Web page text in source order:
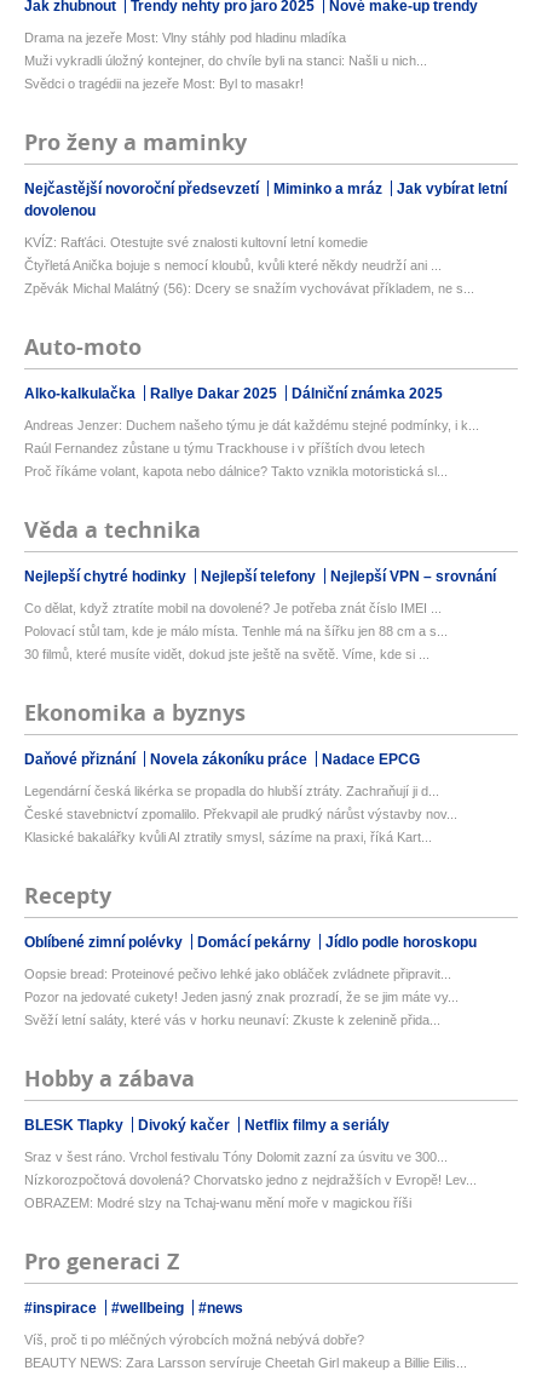
Jak zhubnout Trendy nehty pro jaro 2025 Nové make-up trendy
Drama na jezeře Most: Vlny stáhly pod hladinu mladíka
Muži vykradli úložný kontejner, do chvíle byli na stanci: Našli u nich...
Svědci o tragédii na jezeře Most: Byl to masakr!
Pro ženy a maminky
Nejčastější novoroční předsevzetí Miminko a mráz
Jak vybírat letní
dovolenou
KVÍZ: Rafťáci. Otestujte své znalosti kultovní letní komedie
Čtyřletá Anička bojuje s nemocí kloubů, kvůli které někdy neudrží ani ...
Zpěvák Michal Malátný (56): Dcery se snažím vychovávat příkladem, ne s...
Auto-moto
Alko-kalkulačka Rallye Dakar 2025 Dálniční známka 2025
Andreas Jenzer: Duchem našeho týmu je dát každému stejné podmínky, i k...
Raúl Fernandez zůstane u týmu Trackhouse i v příštích dvou letech
Proč říkáme volant, kapota nebo dálnice? Takto vznikla motoristická sl...
Věda a technika
Nejlepší chytré hodinky Nejlepší telefony Nejlepší VPN – srovnání
Co dělat, když ztratíte mobil na dovolené? Je potřeba znát číslo IMEI ...
Polovací stůl tam, kde je málo místa. Tenhle má na šířku jen 88 cm a s...
30 filmů, které musíte vidět, dokud jste ještě na světě. Víme, kde si ...
Ekonomika a byznys
Daňové přiznání Novela zákoníku práce Nadace EPCG
Legendární česká likérka se propadla do hlubší ztráty. Zachraňují ji d...
České stavebnictví zpomalilo. Překvapil ale prudký nárůst výstavby nov...
Klasické bakalářky kvůli AI ztratily smysl, sázíme na praxi, říká Kart...
Recepty
Oblíbené zimní polévky Domácí pekárny Jídlo podle horoskopu
Oopsie bread: Proteinové pečivo lehké jako obláček zvládnete připravit...
Pozor na jedovaté cukety! Jeden jasný znak prozradí, že se jim máte vy...
Svěží letní saláty, které vás v horku neunaví: Zkuste k zelenině přida...
Hobby a zábava
BLESK Tlapky Divoký kačer Netflix filmy a seriály
Sraz v šest ráno. Vrchol festivalu Tóny Dolomit zazní za úsvitu ve 300...
Nízkorozpočtová dovolená? Chorvatsko jedno z nejdražších v Evropě! Lev...
OBRAZEM: Modré slzy na Tchaj-wanu mění moře v magickou říši
Pro generaci Z
#inspirace #wellbeing #news
Víš, proč ti po mléčných výrobcích možná nebývá dobře?
BEAUTY NEWS: Zara Larsson servíruje Cheetah Girl makeup a Billie Eilis...